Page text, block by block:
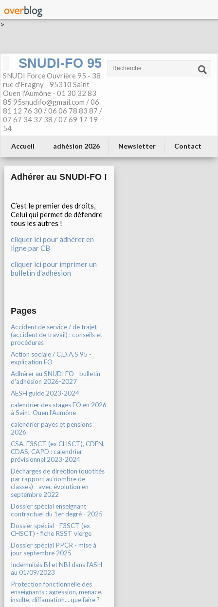
>
SNUDI-FO 95
SNUDI Force Ouvrière 95 - 38
rue d'Eragny - 95310 Saint
Ouen l'Aumône - 01 30 32 83
85 95snudifo@gmail.com / 06
81 12 76 30 / 06 06 78 83 87 /
07 67 34 37 38 / 07 69 17 19
54
Accueil adhésion 2026 Newsletter Contact
Adhérer au SNUDI-FO !
C’est le premier des droits,
Celui qui permet de défendre
tous les autres !
cliquer ici pour adhérer en
ligne par CB
cliquer ici pour imprimer un
bulletin d'adhésion
Pages
Accident de service / de trajet
(accident de travail) : conseils et
procédures
Action sociale / C.D.A.S 95 -
explication FO
Adhérer au SNUDI FO - bulletin
d'adhésion 2026-2027
AESH guide 2023-2024
calendrier des stages FO en 2026
à Saint-Ouen l'Aumône
calendrier payes et pensions
2026
CSA, F3SCT (ex CHSCT), CDEN,
CDAS, CAPD : calendrier
prévisionnel 2023-2024
Décharges de direction (quotités
par rapport au nombre de
classes) - avec évolution en
septembre 2022
Dossier spécial enseignant
contractuel du 1er degré - 2025
Dossier spécial - F3SCT (ex
CHSCT) - fiche RSST vierge
Dossier spécial PPCR - mise à
jour septembre 2025
Indemnités BI et NBI dans l'ASH
au 01/09/2023
Protection fonctionnelle des
enseignants : agression, menace,
insulte, diffamation... que faire ?